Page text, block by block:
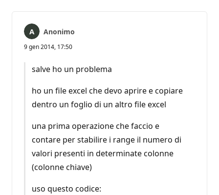
Anonimo
9 gen 2014, 17:50
salve ho un problema
ho un file excel che devo aprire e copiare
dentro un foglio di un altro file excel
una prima operazione che faccio e
contare per stabilire i range il numero di
valori presenti in determinate colonne
(colonne chiave)
uso questo codice: